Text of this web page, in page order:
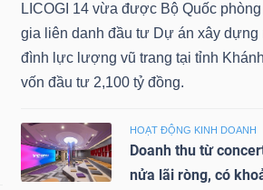
LICOGI 14 vừa được Bộ Quốc
gia liên danh đầu tư Dự án xây dựng
đình lực lượng vũ trang tại tỉnh
vốn đầu tư 2,100 tỷ đồng.
HOẠT ĐỘNG KINH DOANH
Doanh thu từ
nửa lãi ròng, có